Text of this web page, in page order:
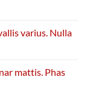
varius. Nulla
mattis. Phas